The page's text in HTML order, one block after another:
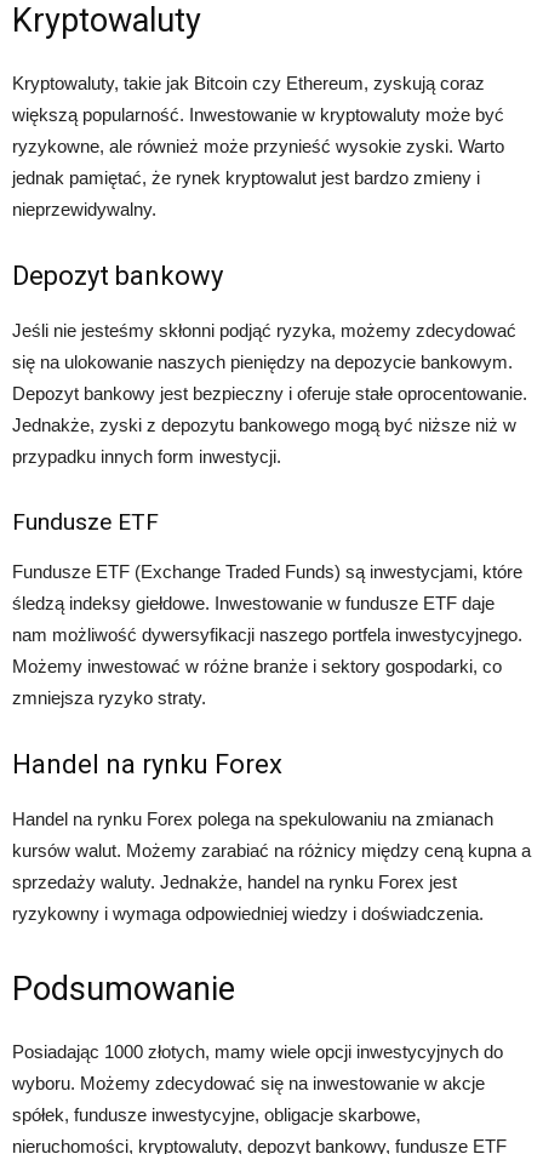
Kryptowaluty
Kryptowaluty, takie jak Bitcoin czy Ethereum, zyskują coraz
większą popularność. Inwestowanie w kryptowaluty może być
ryzykowne, ale również może przynieść wysokie zyski. Warto
jednak pamiętać, że rynek kryptowalut jest bardzo zmieny i
nieprzewidywalny.
Depozyt bankowy
Jeśli nie jesteśmy skłonni podjąć ryzyka, możemy zdecydować
się na ulokowanie naszych pieniędzy na depozycie bankowym.
Depozyt bankowy jest bezpieczny i oferuje stałe oprocentowanie.
Jednakże, zyski z depozytu bankowego mogą być niższe niż w
przypadku innych form inwestycji.
Fundusze ETF
Fundusze ETF (Exchange Traded Funds) są inwestycjami, które
śledzą indeksy giełdowe. Inwestowanie w fundusze ETF daje
nam możliwość dywersyfikacji naszego portfela inwestycyjnego.
Możemy inwestować w różne branże i sektory gospodarki, co
zmniejsza ryzyko straty.
Handel na rynku Forex
Handel na rynku Forex polega na spekulowaniu na zmianach
kursów walut. Możemy zarabiać na różnicy między ceną kupna a
sprzedaży waluty. Jednakże, handel na rynku Forex jest
ryzykowny i wymaga odpowiedniej wiedzy i doświadczenia.
Podsumowanie
Posiadając 1000 złotych, mamy wiele opcji inwestycyjnych do
wyboru. Możemy zdecydować się na inwestowanie w akcje
spółek, fundusze inwestycyjne, obligacje skarbowe,
nieruchomości, kryptowaluty, depozyt bankowy, fundusze ETF